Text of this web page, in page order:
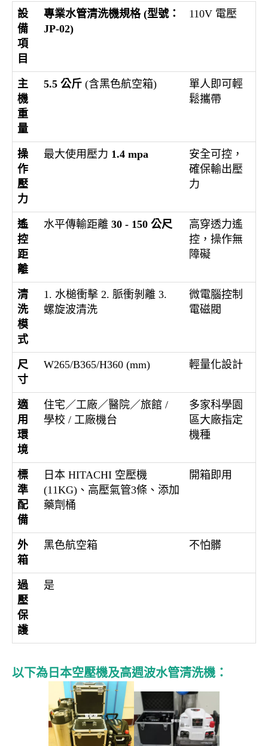
設
備
項
目
專業水管清洗機規格 (型號：
JP-02)
110V 電壓
主
機
重
量
5.5 公斤 (含黑色航空箱)
單人即可輕
鬆攜帶
操
作
壓
力
最大使用壓力 1.4 mpa
安全可控，
確保輸出壓
力
遙
控
距
離
水平傳輸距離 30 - 150 公尺
高穿透力遙
控，操作無
障礙
清
洗
模
式
1. 水槌衝擊 2. 脈衝剝離 3.
螺旋波清洗
微電腦控制
電磁閥
尺
寸
W265/B365/H360 (mm) 輕量化設計
適
用
環
境
住宅／工廠／醫院／旅館 /
學校 / 工廠機台
多家科學園
區大廠指定
機種
標
準
配
備
日本 HITACHI 空壓機
(11KG)、高壓氣管3條、添加
藥劑桶
開箱即用
外
箱
黑色航空箱 不怕髒
過
壓
保
護
是
以下為日本空壓機及高週波水管清洗機：